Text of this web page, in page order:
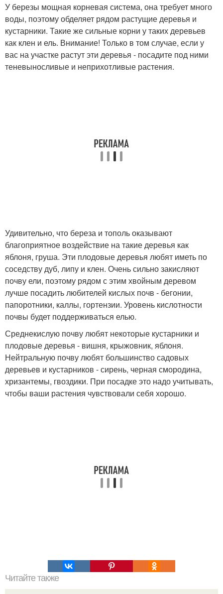
У березы мощная корневая система, она требует много
воды, поэтому обделяет рядом растущие деревья и
кустарники. Такие же сильные корни у таких деревьев
как клен и ель. Внимание! Только в том случае, если у
вас на участке растут эти деревья - посадите под ними
теневыносливые и неприхотливые растения.
Удивительно, что береза и тополь оказывают
благоприятное воздействие на такие деревья как
яблоня, груша. Эти плодовые деревья любят иметь по
соседству дуб, липу и клен. Очень сильно закисляют
почву ели, поэтому рядом с этим хвойным деревом
лучше посадить любителей кислых почв - бегонии,
папоротники, каллы, гортензии. Уровень кислотности
почвы будет поддерживаться елью.
Среднекислую почву любят некоторые кустарники и
плодовые деревья - вишня, крыжовник, яблоня.
Нейтральную почву любят большинство садовых
деревьев и кустарников - сирень, черная смородина,
хризантемы, гвоздики. При посадке это надо учитывать,
чтобы ваши растения чувствовали себя хорошо.
Читайте также